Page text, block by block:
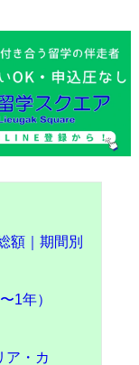
額｜期間別
1年）
ア・カ